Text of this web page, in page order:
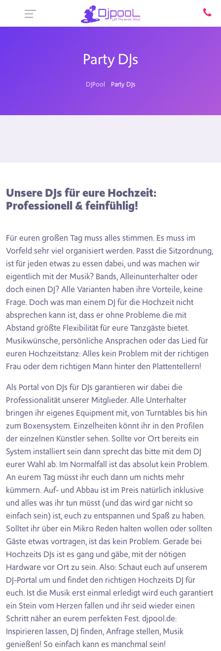
Party DJs
DJPool Party DJs
Unsere DJs für eure Hochzeit:
Professionell & feinfühlig!
Für euren großen Tag muss alles stimmen. Es muss im
Vorfeld sehr viel organisiert werden. Passt die Sitzordnung,
ist für jeden etwas zu essen dabei, und was machen wir
eigentlich mit der Musik? Bands, Alleinunterhalter oder
doch einen DJ? Alle Varianten haben ihre Vorteile, keine
Frage. Doch was man einem DJ für die Hochzeit nicht
absprechen kann ist, dass er ohne Probleme die mit
Abstand größte Flexibilität für eure Tanzgäste bietet.
Musikwünsche, persönliche Ansprachen oder das Lied für
euren Hochzeitstanz: Alles kein Problem mit der richtigen
Frau oder dem richtigen Mann hinter den Plattentellern!
Als Portal von DJs für DJs garantieren wir dabei die
Professionalität unserer Mitglieder. Alle Unterhalter
bringen ihr eigenes Equipment mit, von Turntables bis hin
zum Boxensystem. Einzelheiten könnt ihr in den Profilen
der einzelnen Künstler sehen. Sollte vor Ort bereits ein
System installiert sein dann sprecht das bitte mit dem DJ
eurer Wahl ab. Im Normalfall ist das absolut kein Problem.
An eurem Tag müsst ihr euch dann um nichts mehr
kümmern. Auf- und Abbau ist im Preis natürlich inklusive
und alles was ihr tun müsst (und das wird gar nicht so
einfach sein) ist, euch zu entspannen und Spaß zu haben.
Solltet ihr über ein Mikro Reden halten wollen oder sollten
Gäste etwas vortragen, ist das kein Problem. Gerade bei
Hochzeits DJs ist es gang und gäbe, mit der nötigen
Hardware vor Ort zu sein. Also: Schaut euch auf unserem
DJ-Portal um und findet den richtigen Hochzeits DJ für
euch. Ist die Musik erst einmal erledigt wird euch garantiert
ein Stein vom Herzen fallen und ihr seid wieder einen
Schritt näher an eurem perfekten Fest. djpool.de:
Inspirieren lassen, DJ finden, Anfrage stellen, Musik
genießen! So einfach kann es manchmal sein!